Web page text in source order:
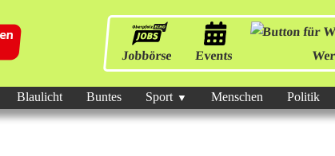
Jobbörse Events
Blaulicht Buntes Sport Menschen Politik